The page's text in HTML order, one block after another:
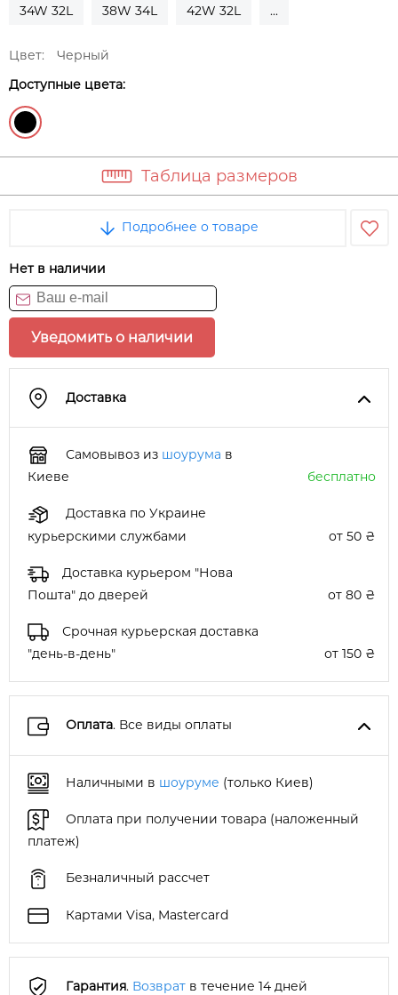
34W 32L 38W 34L 42W 32L ...
Цвет:
Черный
Доступные цвета:
Таблица размеров
Подробнее о товаре
Нет в наличии
Уведомить о наличии
Доставка
Самовывоз из шоурума в
Киеве
бесплатно
Доставка по Украине
курьерскими службами
от 50 ₴
Доставка курьером "Нова
Пошта" до дверей
от 80 ₴
Срочная курьерская доставка
"день-в-день"
от 150 ₴
Оплата. Все виды оплаты
Наличными в шоуруме (только Киев)
Оплата при получении товара (наложенный
платеж)
Безналичный рассчет
Картами Visa, Mastercard
Гарантия. Возврат в течение 14 дней